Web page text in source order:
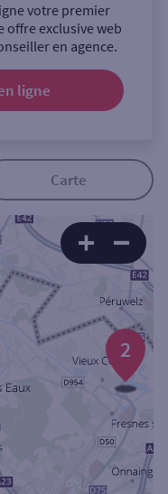
votre premier
exclusive web
en agence.
ligne
Carte
2